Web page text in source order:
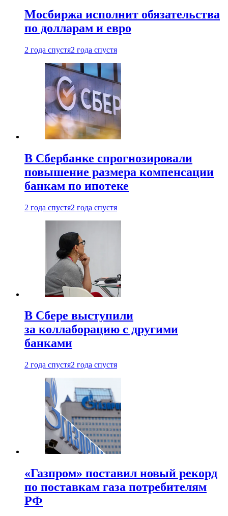
Мосбиржа исполнит обязательства
по долларам и евро
2 года спустя2 года спустя
В Сбербанке спрогнозировали
повышение размера компенсации
банкам по ипотеке
2 года спустя2 года спустя
В Сбере выступили
за коллаборацию с другими
банками
2 года спустя2 года спустя
«Газпром» поставил новый рекорд
по поставкам газа потребителям
РФ